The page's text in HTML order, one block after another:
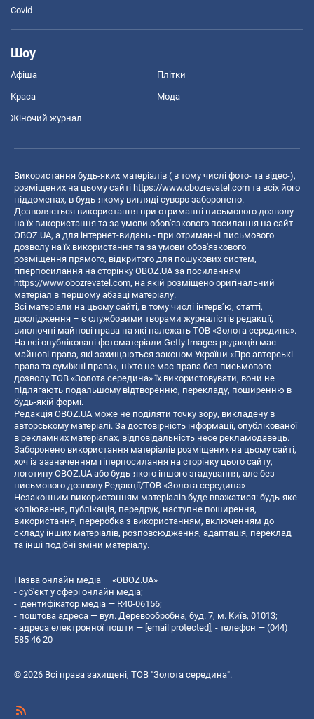
Covid
Шоу
Афіша Плітки
Краса Мода
Жіночий журнал
Використання будь-яких матеріалів ( в тому числі фото- та відео-),
розміщених на цьому сайті https://www.obozrevatel.com та всіх його
піддоменах, в будь-якому вигляді суворо заборонено.
Дозволяється використання при отриманні письмового дозволу
на їх використання та за умови обов'язкового посилання на сайт
OBOZ.UA, а для інтернет-видань - при отриманні письмового
дозволу на їх використання та за умови обов'язкового
розміщення прямого, відкритого для пошукових систем,
гіперпосилання на сторінку OBOZ.UA за посиланням
https://www.obozrevatel.com, на якій розміщено оригінальний
матеріал в першому абзаці матеріалу.
Всі матеріали на цьому сайті, в тому числі інтерв’ю, статті,
дослідження – є службовими творами журналістів редакції,
виключні майнові права на які належать ТОВ «Золота середина».
На всі опубліковані фотоматеріали Getty Images редакція має
майнові права, які захищаються законом України «Про авторські
права та суміжні права», ніхто не має права без письмового
дозволу ТОВ «Золота середина» їх використовувати, вони не
підлягають подальшому відтворенню, перекладу, поширенню в
будь-якій формі.
Редакція OBOZ.UA може не поділяти точку зору, викладену в
авторському матеріалі. За достовірність інформації, опублікованої
в рекламних матеріалах, відповідальність несе рекламодавець.
Заборонено використання матеріалів розміщених на цьому сайті,
хоч із зазначенням гіперпосилання на сторінку цього сайту,
логотипу OBOZ.UA або будь-якого іншого згадування, але без
письмового дозволу Редакції/ТОВ «Золота середина»
Незаконним використанням матеріалів буде вважатися: будь-яке
копiювання, публiкацiя, передрук, наступне поширення,
використання, переробка з використанням, включенням до
складу інших матеріалів, розповсюдження, адаптація, переклад
та інші подібні зміни матеріалу.
Назва онлайн медіа — «OBOZ.UA»
- суб'єкт у сфері онлайн медіа;
- ідентифікатор медіа — R40-06156;
- поштова адреса — вул. Деревообробна, буд. 7, м. Київ, 01013;
- адреса електронної пошти — [email protected]; - телефон — (044)
585 46 20
© 2026 Всі права захищені, ТОВ "Золота середина".